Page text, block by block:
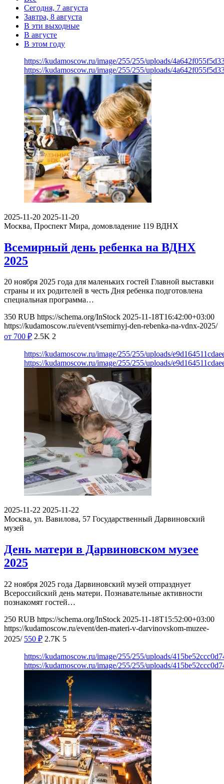
Сегодня, 7 августа
Завтра, 8 августа
В эти выходные
В августе
В этом году
https://kudamoscow.ru/image/255/255/uploads/
https://kudamoscow.ru/image/255/255/uploads/
2025-11-20 2025-11-20
Москва, Проспект Мира, домовладение 119 ВДНХ
Всемирный день ребенка на ВДНХ
2025
20 ноября 2025 года для маленьких гостей Главной выставки
страны и их родителей в честь Дня ребенка подготовлена
специальная программа…
350 RUB https://schema.org/InStock 2025-11-18T16:42:00+03:00
https://kudamoscow.ru/event/vsemirnyj-den-rebenka-na-vdnx-2025/
от 700 ₽ 2.5K 2
https://kudamoscow.ru/image/255/255/uploads/
https://kudamoscow.ru/image/255/255/uploads/
2025-11-22 2025-11-22
Москва, ул. Вавилова, 57 Государственный Дарвиновский
музей
День матери в Дарвиновском музее
2025
22 ноября 2025 года Дарвиновский музей отпразднует
Всероссийский день матери. Познавательные активности
познакомят гостей…
250 RUB https://schema.org/InStock 2025-11-18T15:52:00+03:00
https://kudamoscow.ru/event/den-materi-v-darvinovskom-muzee-
2025/ 550 ₽ 2.7K 5
https://kudamoscow.ru/image/255/255/uploads/
https://kudamoscow.ru/image/255/255/uploads/